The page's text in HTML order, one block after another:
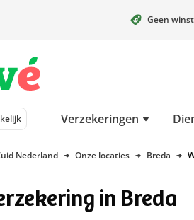
Geen
Verzekeringen
Nederland Onze locaties Breda
in Breda